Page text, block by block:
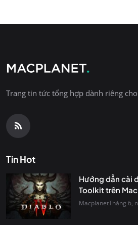
Trang tin tức tổng hợp dành riêng
Tin Hot
Hướng dẫn cài
Toolkit trên
MacplanetTháng 6,